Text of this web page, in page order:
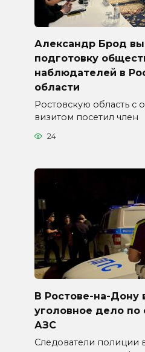
Александр Брод
подготовку
наблюдателей в
области
Ростовскую область с
визитом посетил член
24
В Ростове-на-Дону
уголовное дело по
АЗС
Следователи полиции